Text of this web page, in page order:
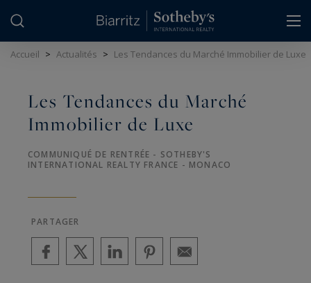
Accueil > Actualités > Les Tendances du Marché Immobilier de Luxe
Les Tendances du Marché
Immobilier de Luxe
COMMUNIQUÉ DE RENTRÉE - SOTHEBY'S
INTERNATIONAL REALTY FRANCE - MONACO
PARTAGER